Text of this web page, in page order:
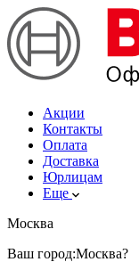
Акции
Контакты
Оплата
Доставка
Юрлицам
Еще
Москва
Ваш город:Москва?